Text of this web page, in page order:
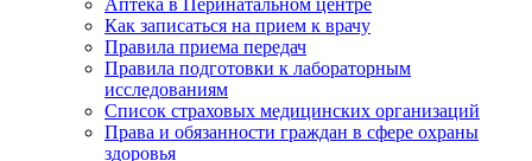
Как записаться на прием к врачу
Правила приема передач
Правила подготовки к лабораторным
исследованиям
Список страховых медицинских организаций
Права и обязанности граждан в сфере охраны
здоровья